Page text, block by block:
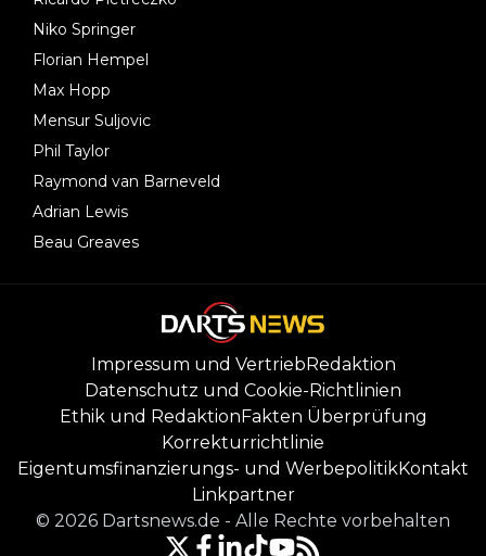
Niko Springer
Florian Hempel
Max Hopp
Mensur Suljovic
Phil Taylor
Raymond van Barneveld
Adrian Lewis
Beau Greaves
Impressum und VertriebRedaktion
Datenschutz und Cookie-Richtlinien
Ethik und RedaktionFakten Überprüfung
Korrekturrichtlinie
Eigentumsfinanzierungs- und WerbepolitikKontakt
Linkpartner
© 2026 Dartsnews.de - Alle Rechte vorbehalten